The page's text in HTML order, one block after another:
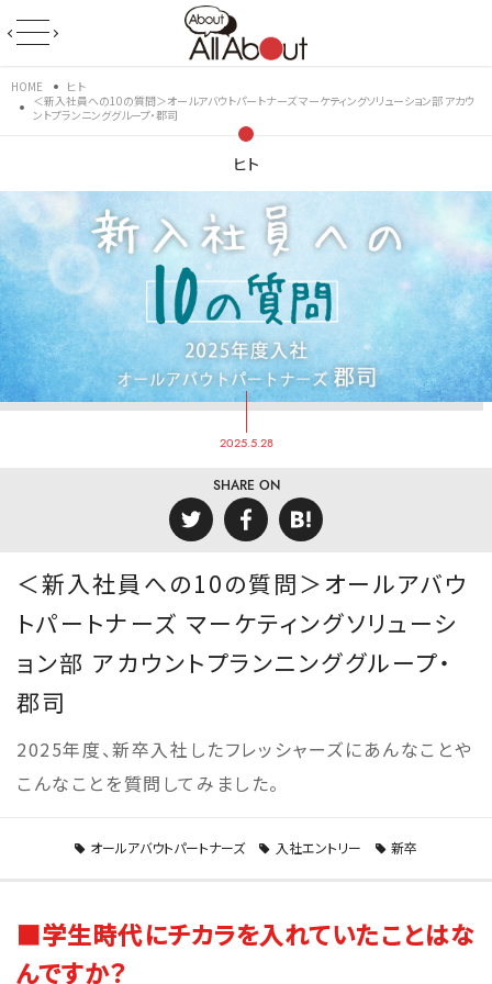
HOME
ヒト
＜新入社員への10の質問＞オールアバウトパートナーズ マーケティングソリューション部 アカウ
ントプランニンググループ・郡司
ヒト
2025.5.28
SHARE ON
＜新入社員への10の質問＞オールアバウ
トパートナーズ マーケティングソリューシ
ョン部 アカウントプランニンググループ・
郡司
2025年度、新卒入社したフレッシャーズにあんなことや
こんなことを質問してみました。
オールアバウトパートナーズ 入社エントリー 新卒
■学生時代にチカラを入れていたことはな
んですか？